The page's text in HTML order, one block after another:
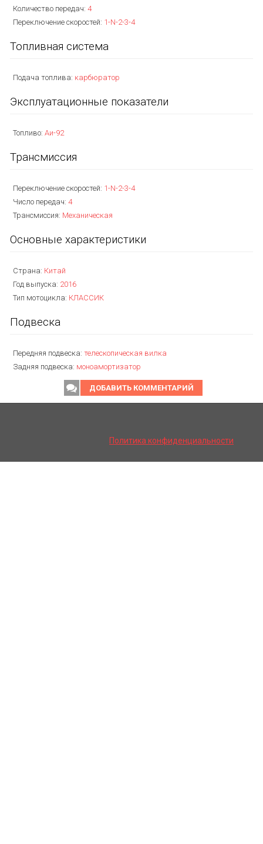
Количество передач: 4
Переключение скоростей: 1-N-2-3-4
Топливная система
Подача топлива: карбюратор
Эксплуатационные показатели
Топливо: Аи-92
Трансмиссия
Переключение скоростей: 1-N-2-3-4
Число передач: 4
Трансмиссия: Механическая
Основные характеристики
Страна: Китай
Год выпуска: 2016
Тип мотоцикла: КЛАССИК
Подвеска
Передняя подвеска: телескопическая вилка
Задняя подвеска: моноамортизатор
ДОБАВИТЬ КОММЕНТАРИЙ
Политика конфиденциальности